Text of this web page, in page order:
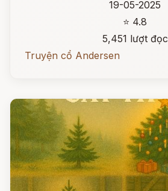
19-05-2025
⭐ 4.8
5,451 lượt đọc
Truyện cổ Andersen